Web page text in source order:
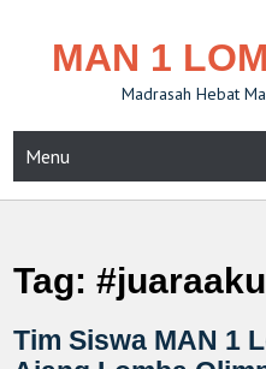
MAN 1
Madrasah Hebat
Menu
Tag:
Tim Siswa MAN 1